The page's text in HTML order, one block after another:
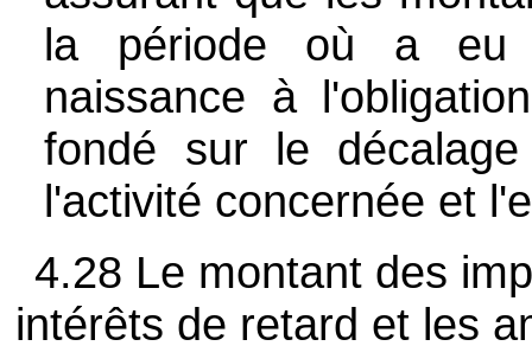
la période où a eu
naissance à
fondé sur le
l'activité concernée et
4.28 Le montant des
intérêts de retard et les